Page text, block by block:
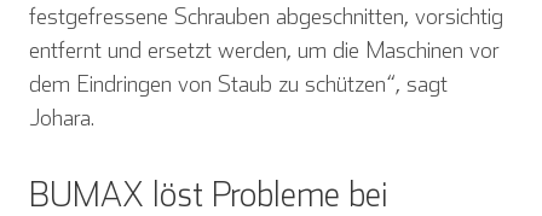
festgefressene Schrauben abgeschnitten, vorsichtig
entfernt und ersetzt werden, um die Maschinen vor
dem Eindringen von Staub zu schützen“, sagt
Johara.
BUMAX löst Probleme bei